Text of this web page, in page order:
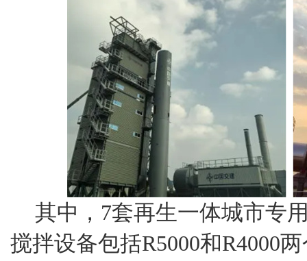
其中，7套再生一体城市专
搅拌设备包括R5000和R4000